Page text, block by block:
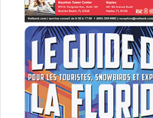
Floride na